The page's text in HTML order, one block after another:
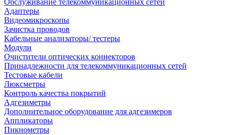
Обслуживание телекоммуникационных сетей
Адаптеры
Видеомикроскопы
Зачистка проводов
Кабельные анализаторы/ тестеры
Модули
Очистители оптических коннекторов
Принадлежности для телекоммуникационных сетей
Тестовые кабели
Люксметры
Контроль качества покрытий
Адгезиметры
Дополнительное оборудование для адгезимеров
Аппликаторы
Пикнометры